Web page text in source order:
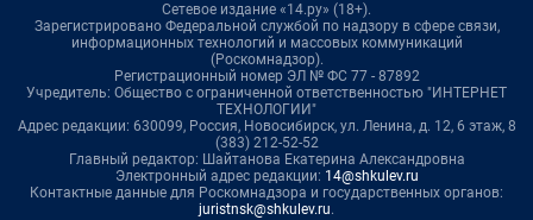
Сетевое издание «14.ру» (18+).
Зарегистрировано Федеральной службой по надзору в сфере связи,
информационных технологий и массовых коммуникаций
(Роскомнадзор).
Регистрационный номер ЭЛ № ФС 77 - 87892
Учредитель: Общество с ограниченной ответственностью "ИНТЕРНЕТ
ТЕХНОЛОГИИ"
Адрес редакции: 630099, Россия, Новосибирск, ул. Ленина, д. 12, 6 этаж, 8
(383) 212-52-52
Главный редактор: Шайтанова Екатерина Александровна
Электронный адрес редакции: 14@shkulev.ru
Контактные данные для Роскомнадзора и государственных органов:
juristnsk@shkulev.ru.